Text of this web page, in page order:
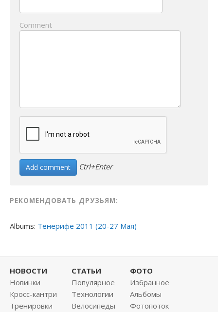
Comment
Ctrl+Enter
РЕКОМЕНДОВАТЬ ДРУЗЬЯМ:
Albums: Тенерифе 2011 (20-27 Мая)
НОВОСТИ
Новинки
Кросс-кантри
Тренировки
СТАТЬИ
Популярное
Технологии
Велосипеды
ФОТО
Избранное
Альбомы
Фотопоток